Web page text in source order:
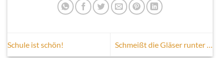
Schule ist schön! Schmeißt die Gläser runter …